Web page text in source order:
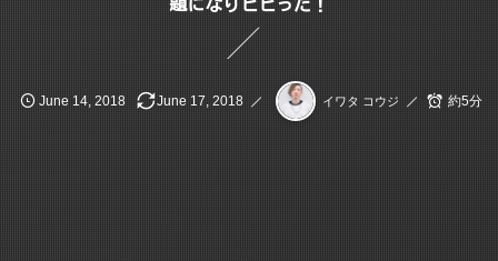
題になりビビった！
June 14 ,2018 June 17 2018 イワタ コウジ 約5分